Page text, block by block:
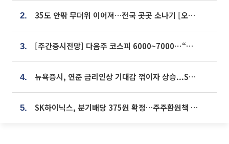
2. 35도 안팎 무더위 이어져…전국 곳곳 소나기 [오늘 날씨]
3. [주간증시전망] 다음주 코스피 6000~7000⋯“外人 수급은 정책이 변수”
4. 뉴욕증시, 연준 금리인상 기대감 꺾이자 상승...S&P500 사상 최고치 [종합]
5. SK하이닉스, 분기배당 375원 확정…주주환원책 9월로 앞당겨 발표